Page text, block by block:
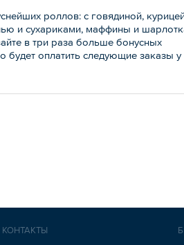
роллов: с говядиной,
и сухариками, маффины и
в три раза больше бонусных
будет оплатить следующие заказы у
КОНТАКТЫ